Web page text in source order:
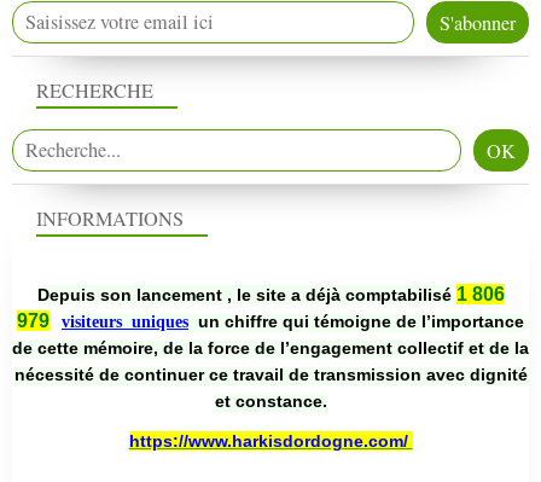
RECHERCHE
INFORMATIONS
Depuis son lancement , le site a déjà comptabilisé 1 806
979
visiteurs uniques un chiffre qui témoigne de l’importance
de cette mémoire, de la force de l’engagement collectif et de la
nécessité de continuer ce travail de transmission avec dignité
et constance.
https://www.harkisdordogne.com/